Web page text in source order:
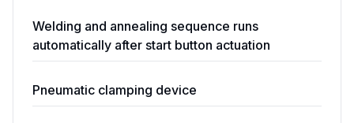
Welding and annealing sequence runs
automatically after start button actuation
Pneumatic clamping device